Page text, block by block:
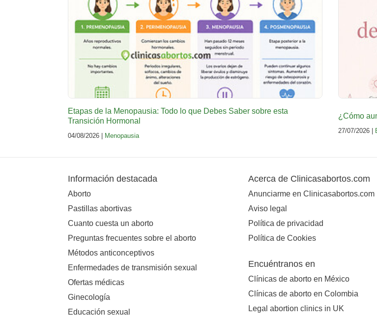
Etapas de la Menopausia: Todo lo que Debes Saber sobre esta
Transición Hormonal
04/08/2026 | Menopausia
¿Cómo
27/07/2026 |
Información destacada
Aborto
Pastillas abortivas
Cuanto cuesta un aborto
Preguntas frecuentes sobre el aborto
Métodos anticonceptivos
Enfermedades de transmisión sexual
Ofertas médicas
Ginecología
Educación sexual
Acerca de Clinicasabortos.com
Anunciarme en Clinicasabortos.com
Aviso legal
Política de privacidad
Política de Cookies
Encuéntranos en
Clínicas de aborto en México
Clínicas de aborto en Colombia
Legal abortion clinics in UK